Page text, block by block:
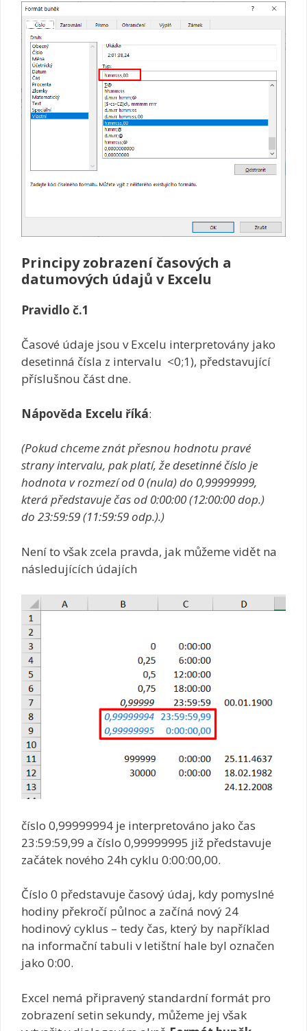
Principy zobrazení časových a
datumových údajů v Excelu
Pravidlo č.1
Časové údaje jsou v Excelu interpretovány jako
desetinná čísla z intervalu <0;1), představující
příslušnou část dne.
Nápověda Excelu říká:
(Pokud chceme znát přesnou hodnotu pravé
strany intervalu, pak platí, že desetinné číslo je
hodnota v rozmezí od 0 (nula) do 0,99999999,
která představuje čas od 0:00:00 (12:00:00 dop.)
do 23:59:59 (11:59:59 odp.).)
Není to však zcela pravda, jak můžeme vidět na
následujících údajích
číslo 0,99999994 je interpretováno jako čas
23:59:59,99 a číslo 0,99999995 již představuje
začátek nového 24h cyklu 0:00:00,00.
Číslo 0 představuje časový údaj, kdy pomyslné
hodiny překročí půlnoc a začíná nový 24
hodinový cyklus – tedy čas, který by například
na informační tabuli v letištní hale byl označen
jako 0:00.
Excel nemá připravený standardní formát pro
zobrazení setin sekundy, můžeme jej však